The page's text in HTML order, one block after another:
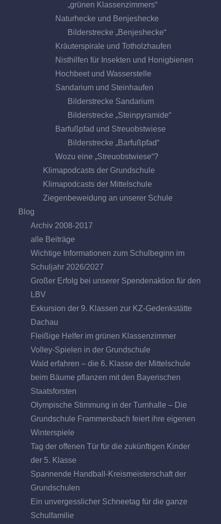
„grünen Klassenzimmers“
Naturhecke und Benjeshecke
Bilderstrecke „Benjeshecke“
Kräuterspirale und Totholzhaufen
Nisthilfen für Insekten und Honigbienen
Hochbeet und Wasserstelle
Sandarium und Steinhaufen
Bilderstrecke Sandarium
Bilderstrecke „Steinpyramide“
Barfußpfad und Streuobstwiese
Bilderstrecke „Barfußpfad“
Wozu eine „Streuobstwiese“?
Klimapodcasts der Grundschule
Klimapodcasts der Mittelschule
Ziegenbeweidung an unserer Schule
Blog
Archiv 2008-2017
alle Beiträge
Wichtige Informationen zum Schulbeginn im
Schuljahr 2026/2027
Großer Erfolg bei unserer Spendenaktion für den
LBV
Exkursion der 9. Klassen zur KZ-Gedenkstätte
Dachau
Fleißige Helfer im grünen Klassenzimmer
Volley-Spielen in der Grundschule
Wald erfahren – die 6. Klasse der Mittelschule
beim Bäume pflanzen mit den Bayerischen
Staatsforsten
Olympische Stimmung in der Turnhalle – Die
Grundschule Frammersbach feiert ihre eigenen
Winterspiele
Tag der offenen Tür für die zukünftigen Kinder
der 5. Klasse
Spannende Handball-Kreismeisterschaft der
Grundschulen
Ein unvergesslicher Schneetag für die ganze
Schulfamilie